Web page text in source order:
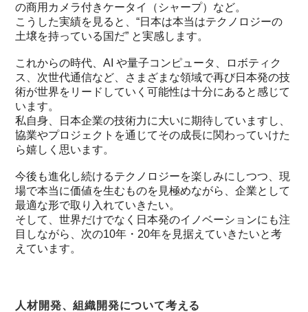
の商用カメラ付きケータイ（シャープ）など。
こうした実績を見ると、“日本は本当はテクノロジーの
土壌を持っている国だ” と実感します。
これからの時代、AI や量子コンピュータ、ロボティク
ス、次世代通信など、さまざまな領域で再び日本発の技
術が世界をリードしていく可能性は十分にあると感じて
います。
私自身、日本企業の技術力に大いに期待していますし、
協業やプロジェクトを通じてその成長に関わっていけた
ら嬉しく思います。
今後も進化し続けるテクノロジーを楽しみにしつつ、現
場で本当に価値を生むものを見極めながら、企業として
最適な形で取り入れていきたい。
そして、世界だけでなく日本発のイノベーションにも注
目しながら、次の10年・20年を見据えていきたいと考
えています。
人材開発、組織開発について考える